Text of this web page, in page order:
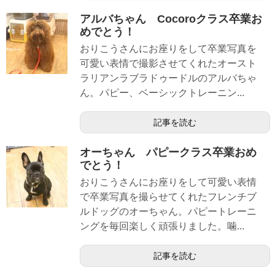
アルバちゃん Cocoroクラス卒業お
めでとう！
おりこうさんにお座りをして卒業写真を
可愛い表情で撮影させてくれたオースト
ラリアンラブラドゥードルのアルバちゃ
ん。パピー、ベーシックトレーニン...
記事を読む
オーちゃん パピークラス卒業おめ
でとう！
おりこうさんにお座りをして可愛い表情
で卒業写真を撮らせてくれたフレンチブ
ルドッグのオーちゃん。パピートレーニ
ングを毎回楽しく頑張りました。噛...
記事を読む